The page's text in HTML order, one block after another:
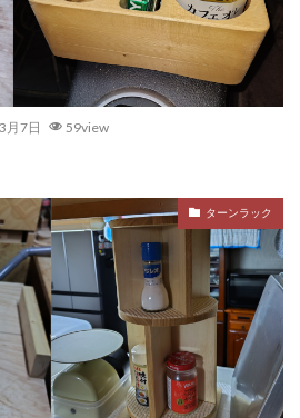
月7日 59view
ターンラック